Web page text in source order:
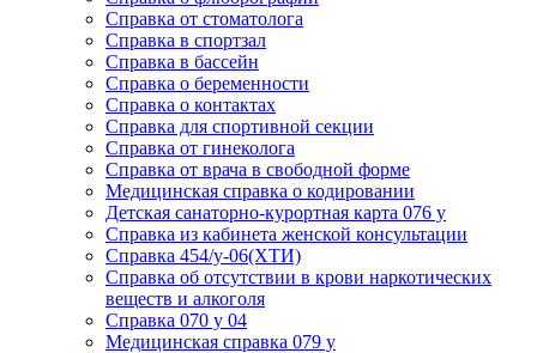
Справка от стоматолога
Справка в спортзал
Справка в бассейн
Справка о беременности
Справка о контактах
Справка для спортивной секции
Справка от гинеколога
Справка от врача в свободной форме
Медицинская справка о кодировании
Детская санаторно-курортная карта 076 у
Справка из кабинета женской консультации
Справка 454/у-06(ХТИ)
Справка об отсутствии в крови наркотических
веществ и алкоголя
Справка 070 у 04
Медицинская справка 079 у